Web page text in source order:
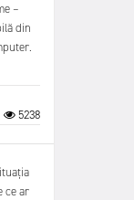
–
din
5238
ce ar